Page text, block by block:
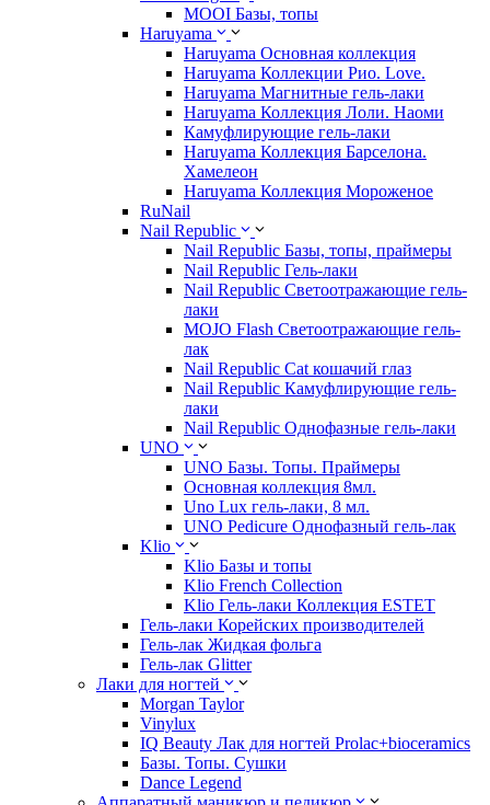
MOOI Базы, топы
Haruyama
Haruyama Основная коллекция
Haruyama Коллекции Рио. Love.
Haruyama Магнитные гель-лаки
Haruyama Коллекция Лоли. Наоми
Камуфлирующие гель-лаки
Haruyama Коллекция Барселона.
Хамелеон
Haruyama Коллекция Мороженое
RuNail
Nail Republic
Nail Republic Базы, топы, праймеры
Nail Republic Гель-лаки
Nail Republic Светоотражающие гель-
лаки
MOJO Flash Светоотражающие гель-
лак
Nail Republic Cat кошачий глаз
Nail Republic Камуфлирующие гель-
лаки
Nail Republic Однофазные гель-лаки
UNO
UNO Базы. Топы. Праймеры
Основная коллекция 8мл.
Uno Lux гель-лаки, 8 мл.
UNO Pedicure Однофазный гель-лак
Klio
Klio Базы и топы
Klio French Collection
Klio Гель-лаки Коллекция ESTET
Гель-лаки Корейских производителей
Гель-лак Жидкая фольга
Гель-лак Glitter
Лаки для ногтей
Morgan Taylor
Vinylux
IQ Beauty Лак для ногтей Prolac+bioceramics
Базы. Топы. Сушки
Dance Legend